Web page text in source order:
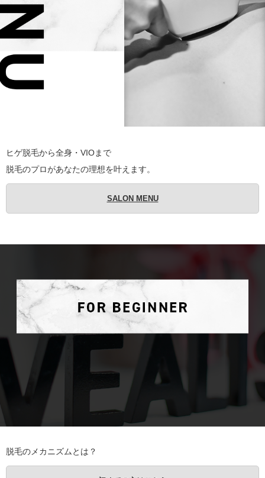
ヒゲ脱毛から全身・VIOまで
脱毛のプロがあなたの理想を叶えます。
SALON MENU
脱毛のメカニズムとは？